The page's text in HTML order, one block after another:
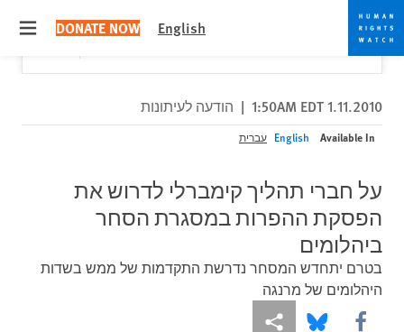
Skip
to
cookie
privacy
notice
Skip
to
main
content
English
DONATE NOW
Would you like to read this page in English?
Close
1.11.2010 1:50AM EDT
| הודעה לעיתונות
Available In
English עברית
על חברי תהליך קימברלי לדרוש את
הפסקת ההפרות במסגרת הסחר
ביהלומים
בטרם יתחדש המסחר נדרשת התקדמות של ממש בשדות
היהלומים של מרנגה
Share this via Facebook
Share this via Bluesky
More sharing options